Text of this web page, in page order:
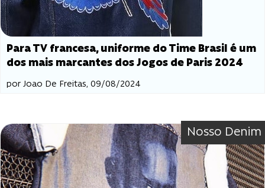
Para TV francesa, uniforme do Time Brasil é um
dos mais marcantes dos Jogos de Paris 2024
por Joao De Freitas, 09/08/2024
Nosso Denim